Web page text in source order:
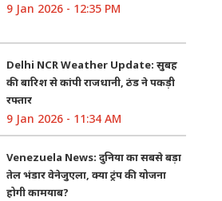
9 Jan 2026 - 12:35 PM
Delhi NCR Weather Update: सुबह
की बारिश से कांपी राजधानी, ठंड ने पकड़ी
रफ्तार
9 Jan 2026 - 11:34 AM
Venezuela News: दुनिया का सबसे बड़ा
तेल भंडार वेनेजुएला, क्या ट्रंप की योजना
होगी कामयाब?